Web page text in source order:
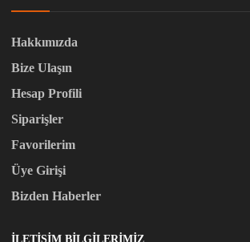
Hakkımızda
Bize Ulaşın
Hesap Profili
Siparişler
Favorilerim
Üye Girişi
Bizden Haberler
İLETIŞIM BILGILERIMIZ